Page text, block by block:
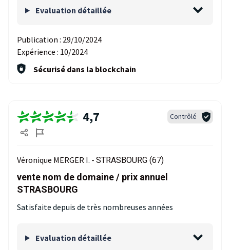
Evaluation détaillée
Publication : 29/10/2024
Expérience : 10/2024
Sécurisé dans la blockchain
4,7 Contrôlé
Véronique MERGER I. - STRASBOURG (67)
vente nom de domaine / prix annuel
STRASBOURG
Satisfaite depuis de très nombreuses années
Evaluation détaillée